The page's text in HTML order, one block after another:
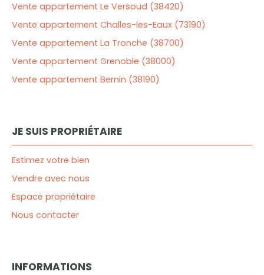
Vente appartement Le Versoud (38420)
Vente appartement Challes-les-Eaux (73190)
Vente appartement La Tronche (38700)
Vente appartement Grenoble (38000)
Vente appartement Bernin (38190)
JE SUIS PROPRIÉTAIRE
Estimez votre bien
Vendre avec nous
Espace propriétaire
Nous contacter
INFORMATIONS